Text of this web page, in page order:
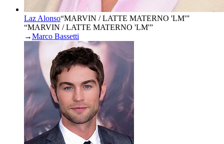
Laz Alonso“MARVIN / LATTE MATERNO 'LM'”
“MARVIN / LATTE MATERNO 'LM'”
→Marco Bassetti